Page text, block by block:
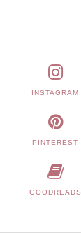
INSTAGRAM
PINTEREST
GOODREADS